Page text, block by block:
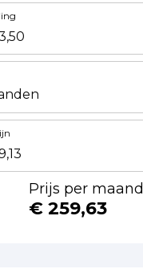
Prijs per maand
€ 259,63